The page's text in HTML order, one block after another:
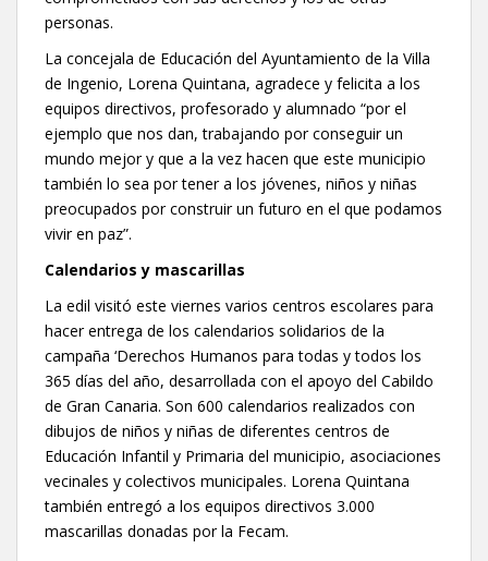
personas.
La concejala de Educación del Ayuntamiento de la Villa
de Ingenio, Lorena Quintana, agradece y felicita a los
equipos directivos, profesorado y alumnado “por el
ejemplo que nos dan, trabajando por conseguir un
mundo mejor y que a la vez hacen que este municipio
también lo sea por tener a los jóvenes, niños y niñas
preocupados por construir un futuro en el que podamos
vivir en paz”.
Calendarios y mascarillas
La edil visitó este viernes varios centros escolares para
hacer entrega de los calendarios solidarios de la
campaña ‘Derechos Humanos para todas y todos los
365 días del año, desarrollada con el apoyo del Cabildo
de Gran Canaria. Son 600 calendarios realizados con
dibujos de niños y niñas de diferentes centros de
Educación Infantil y Primaria del municipio, asociaciones
vecinales y colectivos municipales. Lorena Quintana
también entregó a los equipos directivos 3.000
mascarillas donadas por la Fecam.